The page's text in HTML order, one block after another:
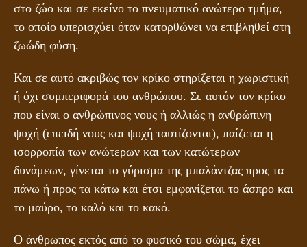
στο ζώο και σε εκείνο το πνευματικό ανώτερο τμήμα,
το οποίο υπερισχύει όταν κατορθώνει να επιβληθεί στη
ζωώδη φύση.
Και σε αυτό ακριβώς τον κρίκο στηρίζεται η χωριστική
ή όχι συμπεριφορά του ανθρώπου. Σε αυτόν τον κρίκο
που είναι ο ανθρώπινος νους ή αλλιώς η ανθρώπινη
ψυχή (επειδή νους και ψυχή ταυτίζονται), παίζεται η
ισορροπία των ανώτερων και των κατώτερων
δυνάμεων, γίνεται το γύρισμα της μπαλάντζας προς τα
πάνω ή προς τα κάτω και έτσι εμφανίζεται το άσπρο και
το μαύρο, το καλό και το κακό.
Ο άνθρωπος εκτός από το φυσικό του σώμα, έχει